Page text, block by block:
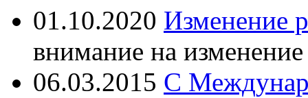
01.10.2020 Изменение
внимание на
06.03.2015 С